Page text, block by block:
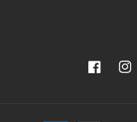
Facebook